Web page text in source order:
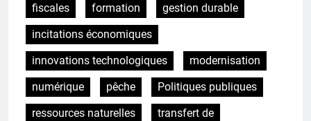
fiscales
formation
gestion durable
incitations économiques
innovations technologiques
modernisation
numérique
pêche
Politiques publiques
ressources naturelles
transfert de